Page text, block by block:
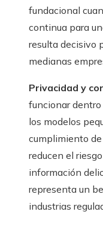
fundacional
continua para
resulta decisivo
medianas
Privacidad y
funcionar dentro
los modelos
cumplimiento
reducen el
información
representa un
industrias